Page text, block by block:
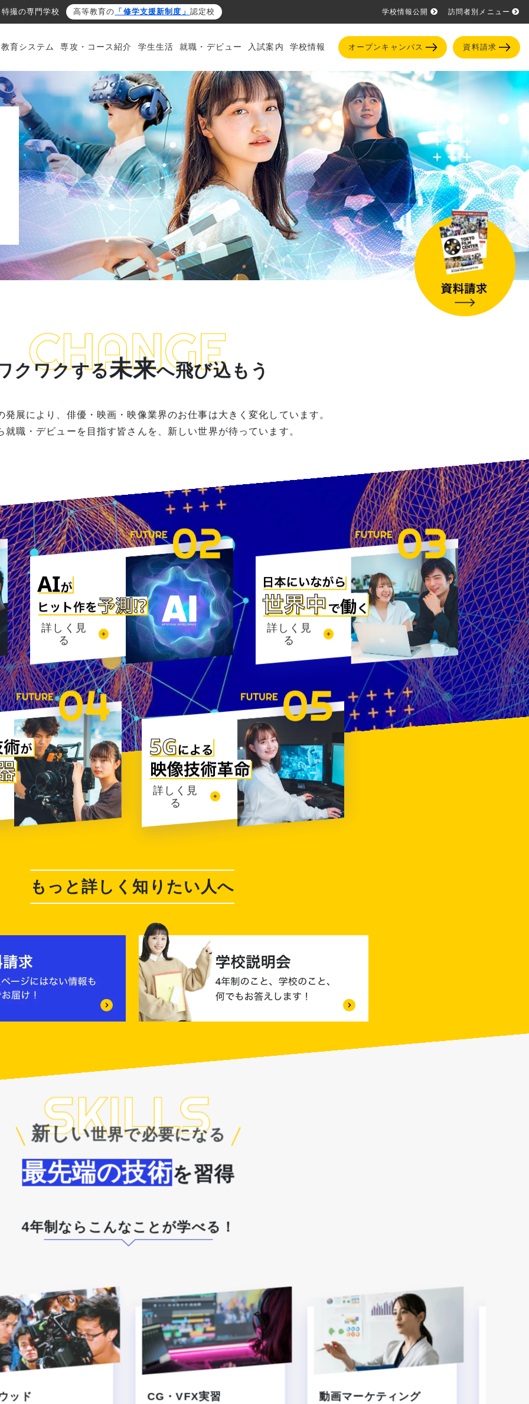
撮の専門学校 高等教育の 「修学支援新制度」 認定校 学校情報公開 訪問者別メニュー
育システム 専攻・コース紹介 学生生活 就職・デビュー 入試案内 学校情報 オープンキャンパス 資料請求
クワクする未来へ飛び込もう
発展により、俳優・映画・映像業界のお仕事は大きく変化しています。
就職・デビューを目指す皆さんを、新しい世界が待っています。
詳しく見
る
詳しく見
る
詳しく見
る
もっと詳しく知りたい人へ
新しい世界で必要になる
最先端の技術を習得
4年制ならこんなことが学べる！
ッド
CG・VFX実習 動画マーケティング